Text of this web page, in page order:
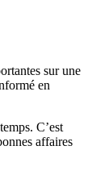
sur une
en
C’est
affaires